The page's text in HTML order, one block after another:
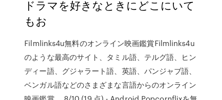
ドラマを好きなときにどこにいて
もお
Filmlinks4u無料のオンライン映画鑑賞Filmlinks4u
のような最高のサイト、タミル語、テルグ語、ヒン
ディー語、グジャラート語、英語、パンジャブ語、
ベンガル語などのさまざまな言語からのオンライン